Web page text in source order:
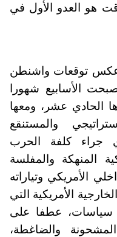
هو العدو الأول في
توقعات واشنطن
الأسابيع شهورا
عشر، ومعها
والمستنقع
جراء كلفة الحرب
المنهكة والمفلسة
الأمريكي وتياراته
الأمريكية التي
سياسات، عطفا على
والضاغطة،